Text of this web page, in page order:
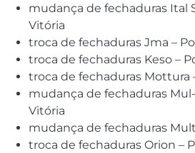
mudança de fechaduras Ital
Vitória
troca de fechaduras Jma –
troca de fechaduras Keso –
troca de fechaduras Mottura
mudança de fechaduras
Vitória
mudança de fechaduras
troca de fechaduras Orion –